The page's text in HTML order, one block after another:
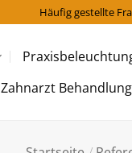
Häufig gestellte
Zahnarzt